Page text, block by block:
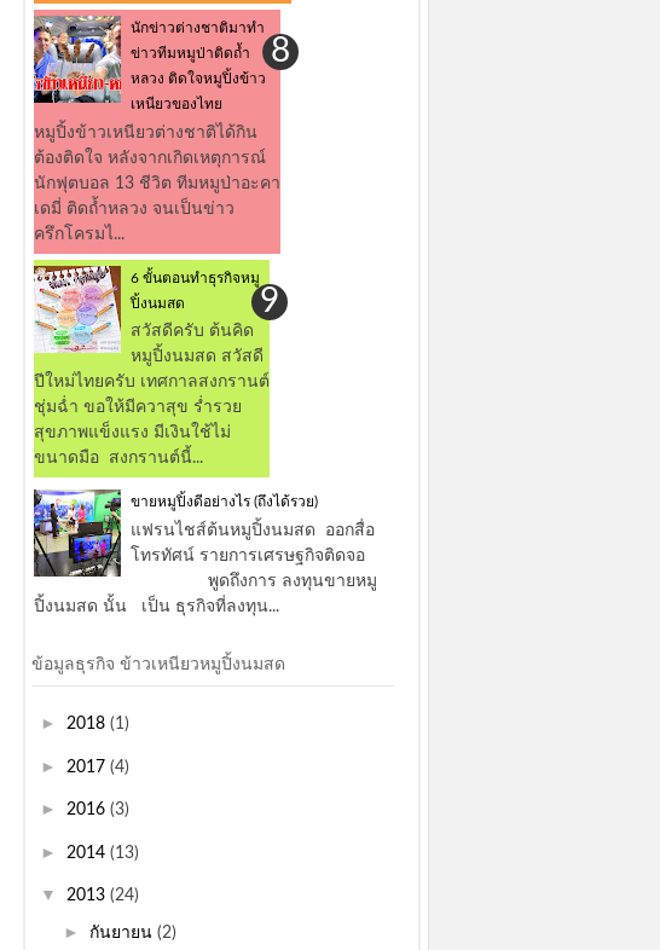
นักข่าวต่างชาติมาทำ
ข่าวทีมหมูป่าติดถ้ำ
หลวง ติดใจหมูปิ้งข้าว
เหนียวของไทย
หมูปิ้งข้าวเหนียวต่างชาติได้กิน
ต้องติดใจ หลังจากเกิดเหตุการณ์
นักฟุตบอล 13 ชีวิต ทีมหมูป่าอะคา
เดมี่ ติดถ้ำหลวง จนเป็นข่าว
ครึกโครมไ...
6 ขั้นตอนทำธุรกิจหมู
ปิ้งนมสด
สวัสดีครับ ต้นคิด
หมูปิ้งนมสด สวัสดี
ปีใหม่ไทยครับ เทศกาลสงกรานต์
ชุ่มฉ่ำ ขอให้มีควาสุข ร่ำรวย
สุขภาพแข็งแรง มีเงินใช้ไม่
ขนาดมือ สงกรานต์นี้...
ขายหมูปิ้งดีอย่างไร (ถึงได้รวย)
แฟรนไชส์ต้นหมูปิ้งนมสด ออกสื่อ
โทรทัศน์ รายการเศรษฐกิจติดจอ
พูดถึงการ ลงทุนขายหมู
ปิ้งนมสด นั้น เป็น ธุรกิจที่ลงทุน...
ข้อมูลธุรกิจ ข้าวเหนียวหมูปิ้งนมสด
► 2018 (1)
► 2017 (4)
► 2016 (3)
► 2014 (13)
▼ 2013 (24)
► กันยายน (2)